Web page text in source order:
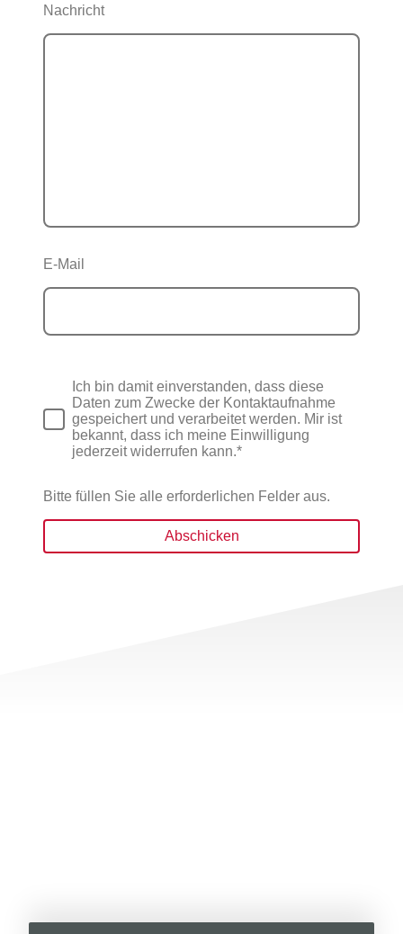
Nachricht
E-Mail
Ich bin damit einverstanden, dass diese
Daten zum Zwecke der Kontaktaufnahme
gespeichert und verarbeitet werden. Mir ist
bekannt, dass ich meine Einwilligung
jederzeit widerrufen kann.*
Bitte füllen Sie alle erforderlichen Felder aus.
Abschicken